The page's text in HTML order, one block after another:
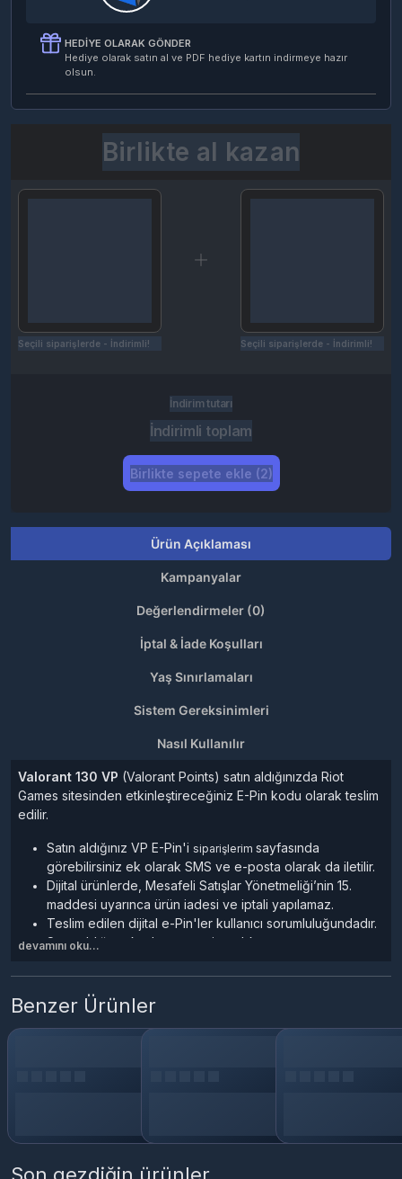
HEDIYE OLARAK GÖNDER
Hediye olarak satın al ve PDF hediye kartın indirmeye hazır
olsun.
Birlikte al kazan
Seçili siparişlerde - İndirimli! Seçili siparişlerde - İndirimli!
İndirim tutarı
İndirimli toplam
Birlikte sepete ekle (2)
Ürün Açıklaması
Kampanyalar
Değerlendirmeler (0)
İptal & İade Koşulları
Yaş Sınırlamaları
Sistem Gereksinimleri
Nasıl Kullanılır
Valorant 130 VP (Valorant Points) satın aldığınızda Riot
Games sitesinden etkinleştireceğiniz E-Pin kodu olarak teslim
edilir.
Satın aldığınız VP E-Pin'i siparişlerim sayfasında
görebilirsiniz ek olarak SMS ve e-posta olarak da iletilir.
Dijital ürünlerde, Mesafeli Satışlar Yönetmeliği’nin 15.
maddesi uyarınca ürün iadesi ve iptali yapılamaz.
Teslim edilen dijital e-Pin'ler kullanıcı sorumluluğundadır.
Satın aldığınız kod, esn, e-pin, cd-key, oyun ve oyun
teslim edilen ürün anahtarını aktif ederek Oyun/Hizmetleri
cihazınıza indirmeniz gerekir
Valorant Nedir?
keskin refleksler gerektiren bir oyundur.
devamını oku...
Benzer Ürünler